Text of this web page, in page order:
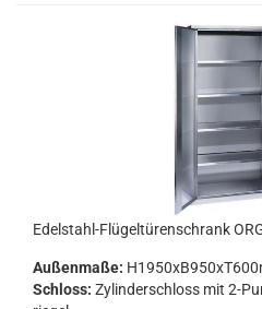
Edelstahl-​​Flü­gel­tü­ren­schrank
Au­ßen­ma­ße:
Schloss: Zy­lin­der­schloss mit 2-​